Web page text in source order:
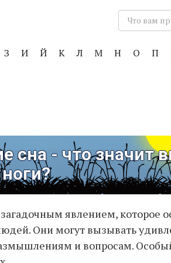
Поиск:
З И Й К Л М Н О П
сна - что значит
явлением, которое
Они могут вызывать
и вопросам.